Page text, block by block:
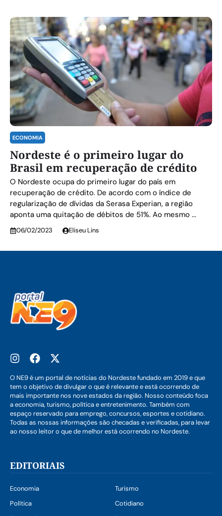
ECONOMIA
Nordeste é o primeiro lugar do
Brasil em recuperação de crédito
O Nordeste ocupa do primeiro lugar do país em
recuperação de crédito. De acordo com o índice de
regularização de dívidas da Serasa Experian, a região
aponta uma quitação de débitos de 51%. Ao mesmo ...
06/02/2023 Eliseu Lins
O NE9 é um portal de notícias do Nordeste fundado em 2019 e que
tem o objetivo de divulgar o que é relevante e está ocorrendo de
mais importante nos nove estados da região. Nosso conteúdo foca
a economia, turismo, política e entretenimento. Também com
espaço reservado para emprego, concursos, esportes e cotidiano.
Todas as nossas informações são checadas e verificadas, para levar
ao nosso leitor o que de melhor está ocorrendo no Nordeste.
EDITORIAIS
Economia
Turismo
Política
Cotidiano